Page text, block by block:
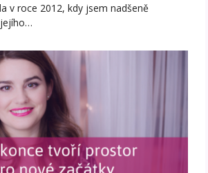
v roce 2012, kdy jsem nadšeně